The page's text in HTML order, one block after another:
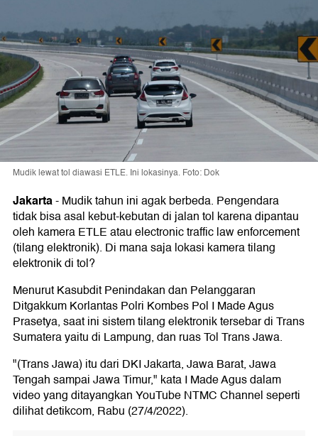
Mudik lewat tol diawasi ETLE. Ini lokasinya. Foto: Dok
Jakarta-Mudik tahun ini agak berbeda. Pengendara
tidak bisa asal kebut-kebutan di jalan tol karena dipantau
oleh kamera ETLE atau electronic traffic law enforcement
(tilang elektronik). Di mana saja lokasi kamera tilang
elektronik di tol?
Menurut Kasubdit Penindakan dan Pelanggaran
Ditgakkum Korlantas Polri Kombes Pol I Made Agus
Prasetya, saat ini sistem tilang elektronik tersebar di Trans
Sumatera yaitu di Lampung, dan ruas Tol Trans Jawa.
"(Trans Jawa) itu dari DKI Jakarta, Jawa Barat, Jawa
Tengah sampai Jawa Timur," kata I Made Agus dalam
video yang ditayangkan YouTube NTMC Channel seperti
dilihat detikcom, Rabu (27/4/2022).